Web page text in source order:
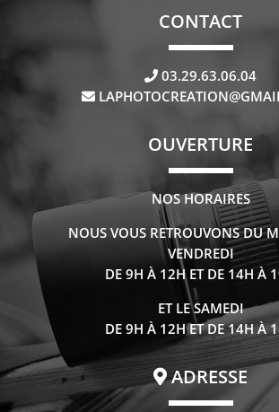
CONTACT
03.29.63.06.04
OUVERTURE
NOS HORAIRES
NOUS VOUS RETROUVONS DU
VENDREDI
DE 9H À 12H ET DE 14H À
ET LE SAMEDI
DE 9H À 12H ET DE 14H À
ADRESSE